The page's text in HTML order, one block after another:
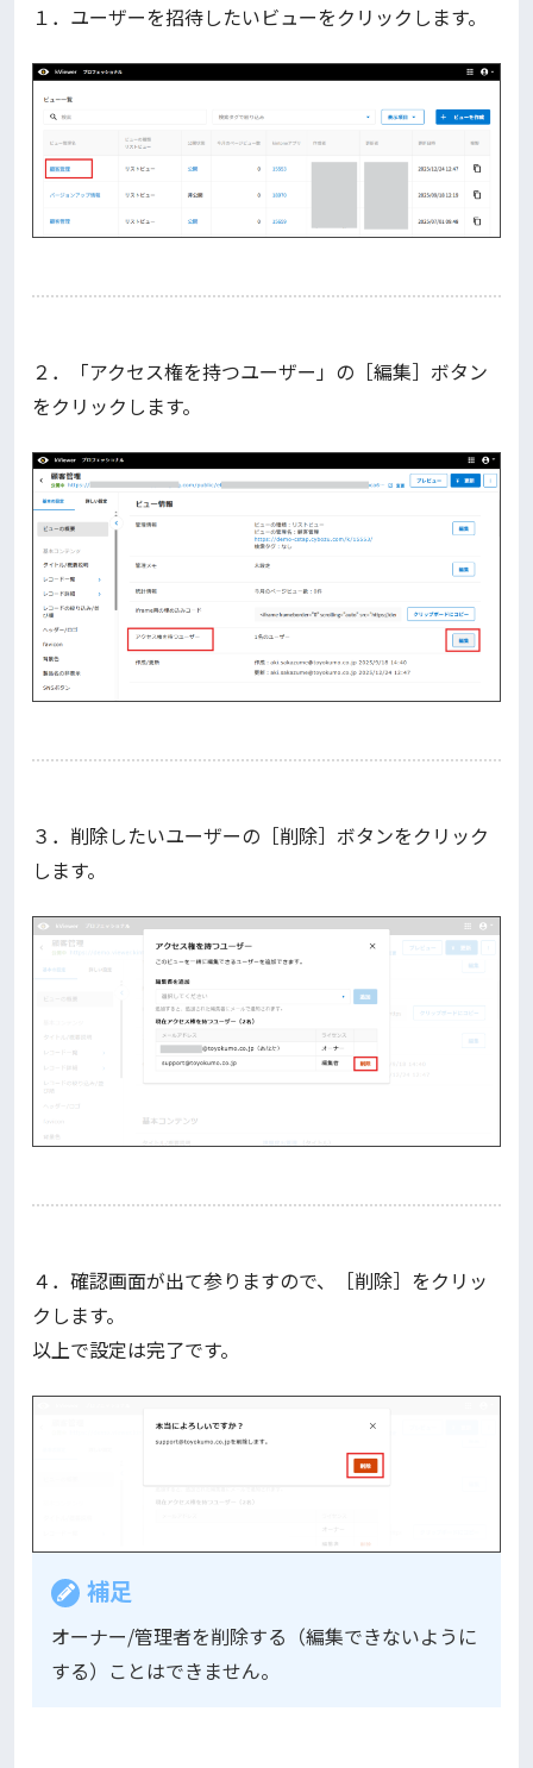
１．ユーザーを招待したいビューをクリックします。
２．「アクセス権を持つユーザー」の［編集］ボタン
をクリックします。
３．削除したいユーザーの［削除］ボタンをクリック
します。
４．確認画面が出て参りますので、［削除］をクリッ
クします。
以上で設定は完了です。
補足
オーナー/管理者を削除する（編集できないように
する）ことはできません。